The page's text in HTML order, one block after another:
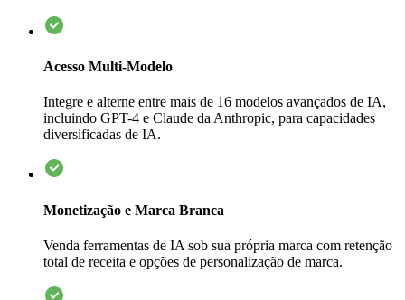
Acesso Multi-Modelo
Integre e alterne entre mais de 16 modelos avançados de IA,
incluindo GPT-4 e Claude da Anthropic, para capacidades
diversificadas de IA.
Monetização e Marca Branca
Venda ferramentas de IA sob sua própria marca com retenção
total de receita e opções de personalização de marca.